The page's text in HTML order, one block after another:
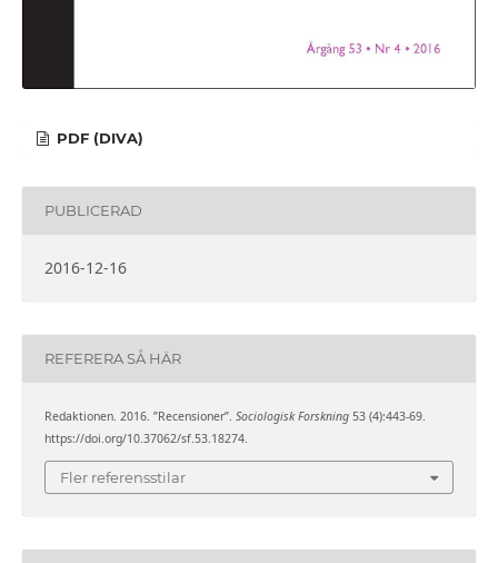
PDF (DIVA)
PUBLICERAD
2016-12-16
REFERERA SÅ HÄR
Redaktionen. 2016. ”Recensioner”. Sociologisk Forskning53 (4):443-69.
https://doi.org/10.37062/sf.53.18274.
Fler referensstilar